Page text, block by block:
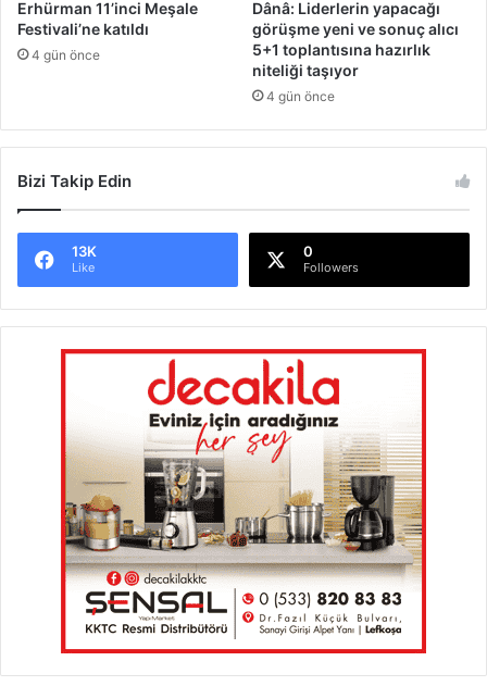
s
t
r
a
Erhürman 11’inci Meşale
Festivali’ne katıldı
4 gün önce
Dânâ: Liderlerin yapacağı
görüşme yeni ve sonuç alıcı
5+1 toplantısına hazırlık
niteliği taşıyor
4 gün önce
Bizi Takip Edin
13K
Like
0
Followers